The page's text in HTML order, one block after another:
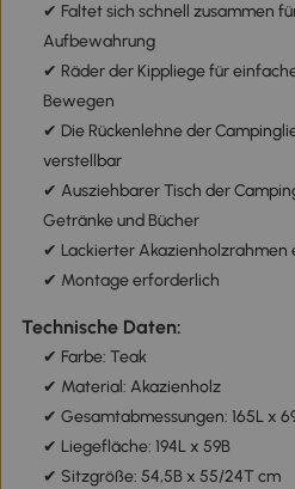
✔ Faltet sich schnell zusammen
Aufbewahrung
✔ Räder der Kippliege für
Bewegen
✔ Die Rückenlehne der
verstellbar
✔ Ausziehbarer Tisch der
Getränke und Bücher
✔ Lackierter Akazienholzrahmen
✔ Montage erforderlich
Technische Daten:
✔ Farbe: Teak
✔ Material: Akazienholz
✔ Gesamtabmessungen: 165L x
✔ Liegefläche: 194L x 59B
✔ Sitzgröße: 54,5B x 55/24T cm